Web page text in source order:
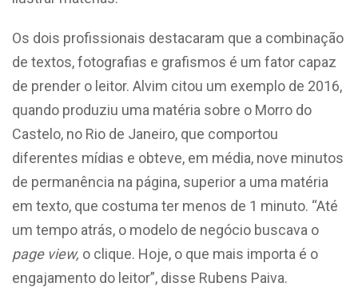
Os dois profissionais destacaram que a combinação
de textos, fotografias e grafismos é um fator capaz
de prender o leitor. Alvim citou um exemplo de 2016,
quando produziu uma matéria sobre o Morro do
Castelo, no Rio de Janeiro, que comportou
diferentes mídias e obteve, em média, nove minutos
de permanência na página, superior a uma matéria
em texto, que costuma ter menos de 1 minuto. “Até
um tempo atrás, o modelo de negócio buscava o
page view, o clique. Hoje, o que mais importa é o
engajamento do leitor”, disse Rubens Paiva.